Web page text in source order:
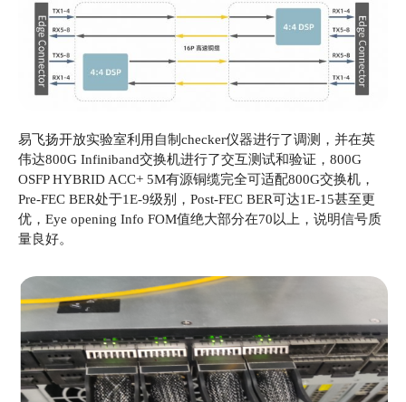
易飞扬开放实验室利用自制checker仪器进行了调测，并在英
伟达800G Infiniband交换机进行了交互测试和验证，800G
OSFP HYBRID ACC+ 5M有源铜缆完全可适配800G交换机，
Pre-FEC BER处于1E-9级别，Post-FEC BER可达1E-15甚至更
优，Eye opening Info FOM值绝大部分在70以上，说明信号质
量良好。